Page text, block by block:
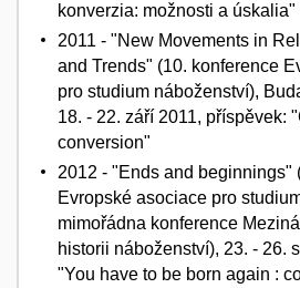
konverzia: možnosti a úskalia"
2011 - "New Movements in
and Trends" (10. konference
pro studium náboženství),
18. - 22. září 2011, příspěvek:
conversion"
2012 - "Ends and beginnings"
Evropské asociace pro
mimořádna konference
historii náboženství), 23. - 26.
"You have to be born again :